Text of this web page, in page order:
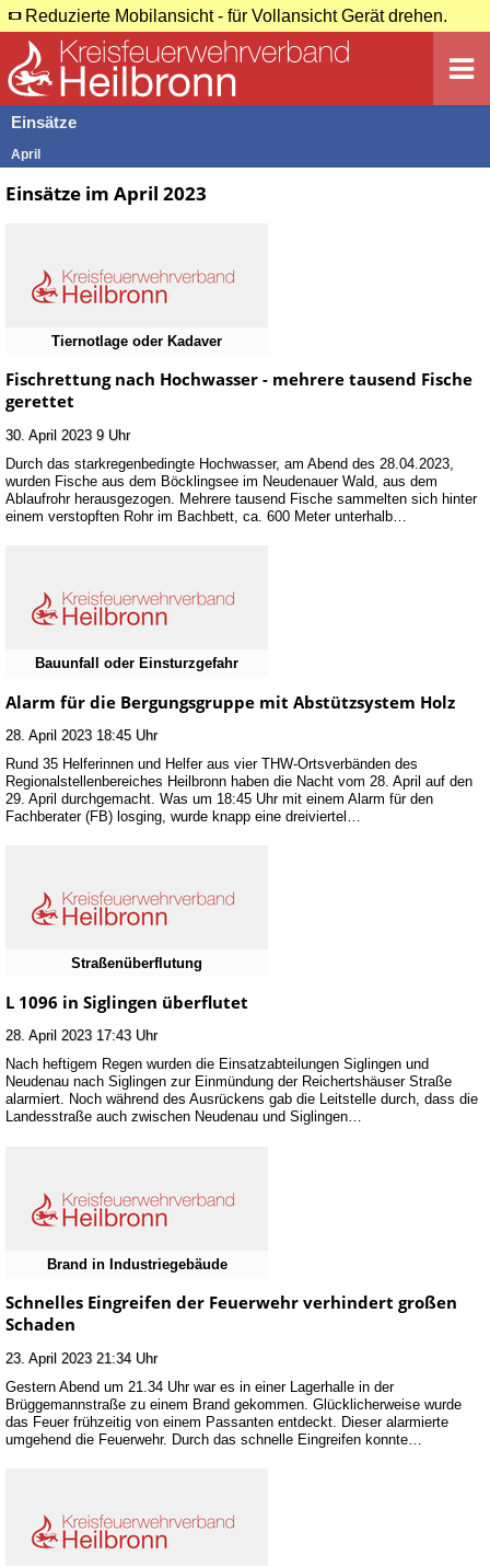
Reduzierte Mobilansicht - für Vollansicht Gerät drehen.
Einsätze
April
Einsätze im April 2023
Tiernotlage oder Kadaver
Fischrettung nach Hochwasser - mehrere tausend Fische
gerettet
30. April 2023 9 Uhr
Durch das starkregenbedingte Hochwasser, am Abend des 28.04.2023,
wurden Fische aus dem Böcklingsee im Neudenauer Wald, aus dem
Ablaufrohr herausgezogen. Mehrere tausend Fische sammelten sich hinter
einem verstopften Rohr im Bachbett, ca. 600 Meter unterhalb…
Bauunfall oder Einsturzgefahr
Alarm für die Bergungsgruppe mit Abstützsystem Holz
28. April 2023 18:45 Uhr
Rund 35 Helferinnen und Helfer aus vier THW-Ortsverbänden des
Regionalstellenbereiches Heilbronn haben die Nacht vom 28. April auf den
29. April durchgemacht. Was um 18:45 Uhr mit einem Alarm für den
Fachberater (FB) losging, wurde knapp eine dreiviertel…
Straßenüberflutung
L 1096 in Siglingen überflutet
28. April 2023 17:43 Uhr
Nach heftigem Regen wurden die Einsatzabteilungen Siglingen und
Neudenau nach Siglingen zur Einmündung der Reichertshäuser Straße
alarmiert. Noch während des Ausrückens gab die Leitstelle durch, dass die
Landesstraße auch zwischen Neudenau und Siglingen…
Brand in Industriegebäude
Schnelles Eingreifen der Feuerwehr verhindert großen
Schaden
23. April 2023 21:34 Uhr
Gestern Abend um 21.34 Uhr war es in einer Lagerhalle in der
Brüggemannstraße zu einem Brand gekommen. Glücklicherweise wurde
das Feuer frühzeitig von einem Passanten entdeckt. Dieser alarmierte
umgehend die Feuerwehr. Durch das schnelle Eingreifen konnte…